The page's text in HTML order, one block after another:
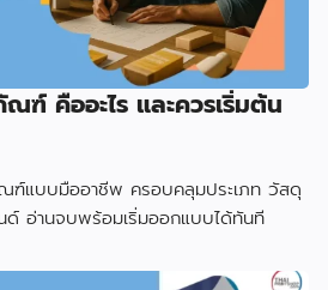
ฑ์ คืออะไร และควรเริ่มต้น
ณฑ์แบบมืออาชีพ ครอบคลุมประเภท วัสดุ
ด์ อ่านจบพร้อมเริ่มออกแบบได้ทันที